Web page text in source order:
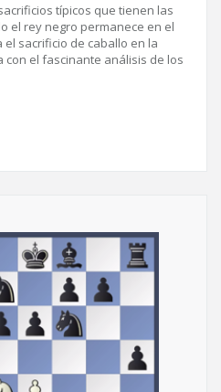
típicos que tienen las
el rey negro permanece en el
sacrificio de caballo en la
con el fascinante análisis de los